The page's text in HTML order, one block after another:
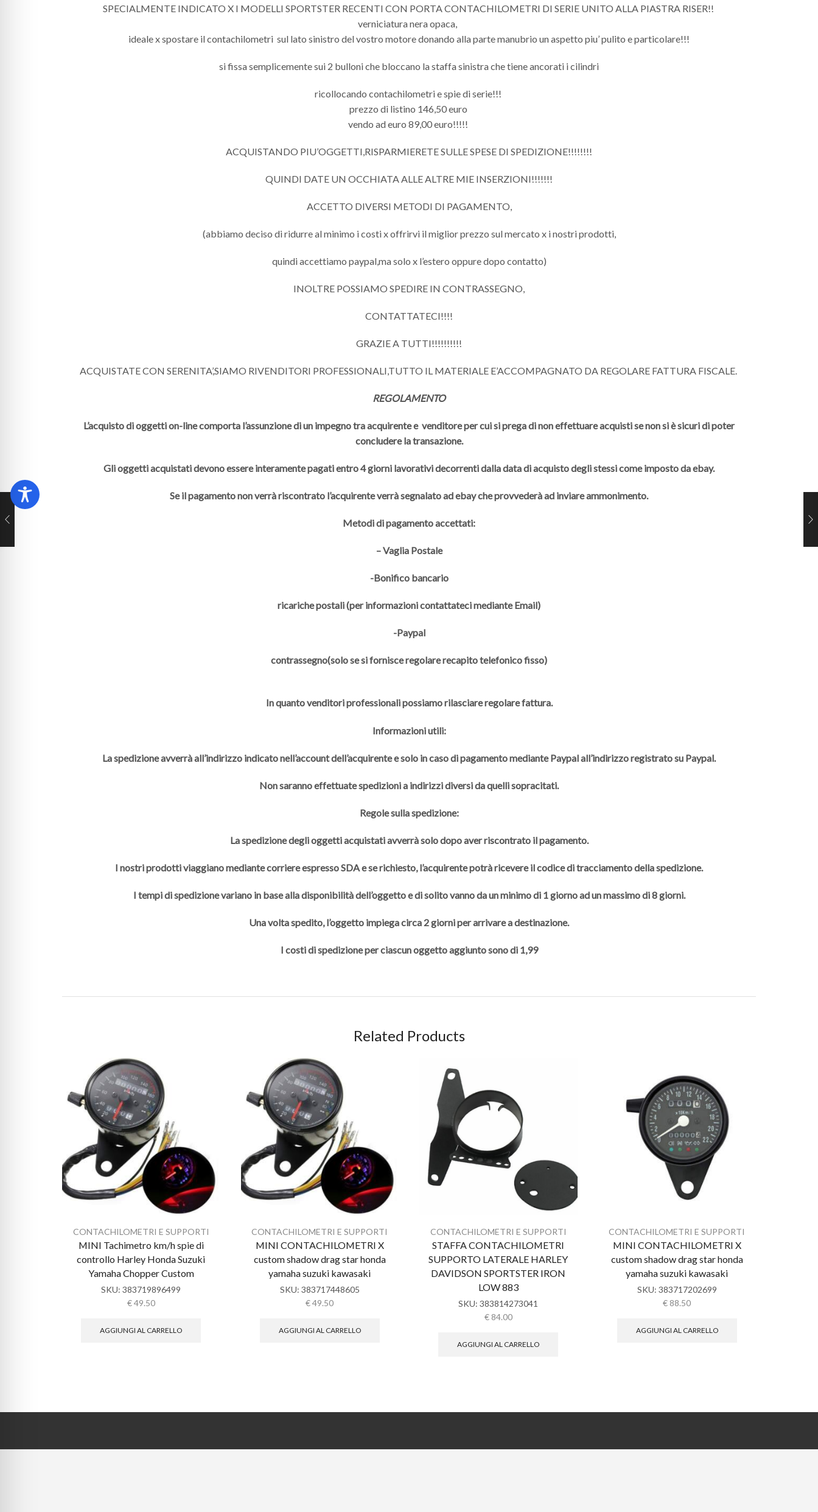
SPECIALMENTE INDICATO X I MODELLI SPORTSTER RECENTI CON PORTA CONTACHILOMETRI DI SERIE UNITO ALLA PIASTRA RISER!!
verniciatura nera opaca,
ideale x spostare il contachilometri sul lato sinistro del vostro motore donando alla parte manubrio un aspetto piu’ pulito e particolare!!!
si fissa semplicemente sui 2 bulloni che bloccano la staffa sinistra che tiene ancorati i cilindri
ricollocando contachilometri e spie di serie!!!
prezzo di listino 146,50 euro
vendo ad euro 89,00 euro!!!!!
ACQUISTANDO PIU’OGGETTI,RISPARMIERETE SULLE SPESE DI SPEDIZIONE!!!!!!!!
QUINDI DATE UN OCCHIATA ALLE ALTRE MIE INSERZIONI!!!!!!!
ACCETTO DIVERSI METODI DI PAGAMENTO,
(abbiamo deciso di ridurre al minimo i costi x offrirvi il miglior prezzo sul mercato x i nostri prodotti,
quindi accettiamo paypal,ma solo x l’estero oppure dopo contatto)
INOLTRE POSSIAMO SPEDIRE IN CONTRASSEGNO,
CONTATTATECI!!!!
GRAZIE A TUTTI!!!!!!!!!!
ACQUISTATE CON SERENITA’,SIAMO RIVENDITORI PROFESSIONALI,TUTTO IL MATERIALE E’ACCOMPAGNATO DA REGOLARE FATTURA FISCALE.
REGOLAMENTO
L’acquisto di oggetti on-line comporta l’assunzione di un impegno tra acquirente e venditore per cui si prega di non effettuare acquisti se non si è sicuri di poter
concludere la transazione.
Gli oggetti acquistati devono essere interamente pagati entro 4 giorni lavorativi decorrenti dalla data di acquisto degli stessi come imposto da ebay.
Se il pagamento non verrà riscontrato l’acquirente verrà segnalato ad ebay che provvederà ad inviare ammonimento.
Metodi di pagamento accettati:
– Vaglia Postale
-Bonifico bancario
ricariche postali (per informazioni contattateci mediante Email)
-Paypal
contrassegno(solo se si fornisce regolare recapito telefonico fisso)
In quanto venditori professionali possiamo rilasciare regolare fattura.
Informazioni utili:
La spedizione avverrà all’indirizzo indicato nell’account dell’acquirente e solo in caso di pagamento mediante Paypal all’indirizzo registrato su Paypal.
Non saranno effettuate spedizioni a indirizzi diversi da quelli sopracitati.
Regole sulla spedizione:
La spedizione degli oggetti acquistati avverrà solo dopo aver riscontrato il pagamento.
I nostri prodotti viaggiano mediante corriere espresso SDA e se richiesto, l’acquirente potrà ricevere il codice di tracciamento della spedizione.
I tempi di spedizione variano in base alla disponibilità dell’oggetto e di solito vanno da un minimo di 1 giorno ad un massimo di 8 giorni.
Una volta spedito, l’oggetto impiega circa 2 giorni per arrivare a destinazione.
I costi di spedizione per ciascun oggetto aggiunto sono di 1,99
Related Products
CONTACHILOMETRI E SUPPORTI
MINI Tachimetro km/h spie di
controllo Harley Honda Suzuki
Yamaha Chopper Custom
SKU:383719896499
€49.50
AGGIUNGI AL CARRELLO
CONTACHILOMETRI E SUPPORTI
MINI CONTACHILOMETRI X
custom shadow drag star honda
yamaha suzuki kawasaki
SKU: 383717448605
€49.50
AGGIUNGI AL CARRELLO
CONTACHILOMETRI E SUPPORTI
STAFFA CONTACHILOMETRI
SUPPORTO LATERALE HARLEY
DAVIDSON SPORTSTER IRON
LOW 883
SKU:383814273041
€84.00
AGGIUNGI AL CARRELLO
CONTACHILOMETRI E SUPPORTI
MINI CONTACHILOMETRI X
custom shadow drag star honda
yamaha suzuki kawasaki
SKU: 383717202699
€ 88.50
AGGIUNGI AL CARRELLO